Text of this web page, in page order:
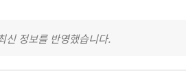
정보를 반영했습니다.